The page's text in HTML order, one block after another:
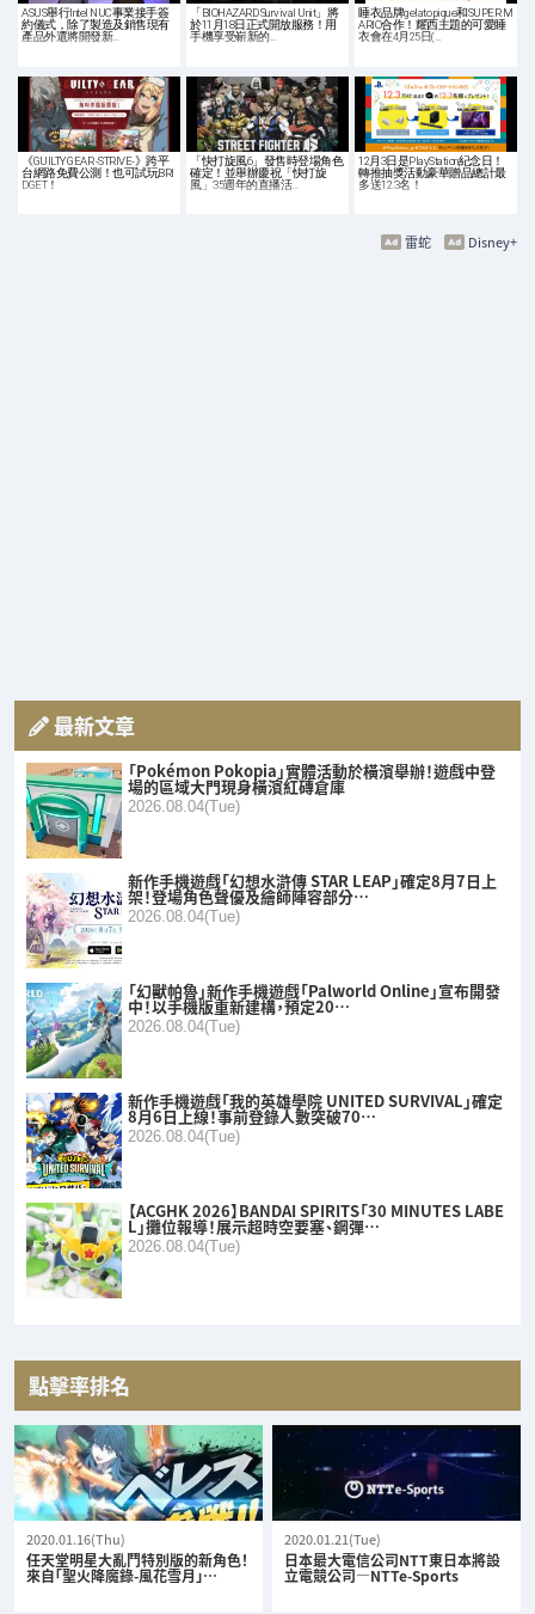
ASUS舉行Intel NUC事業接手簽
約儀式，除了製造及銷售現有
產品外還將開發新…
「BIOHAZARD Survival Unit」將
於11月18日正式開放服務！用
手機享受嶄新的…
睡衣品牌gelato pique和SUPER M
ARIO合作！耀西主題的可愛睡
衣會在4月25日(…
《GUILTY GEAR -STRIVE-》跨平
台網路免費公測！也可試玩BRI
DGET！
「快打旋風6」發售時登場角色
確定！並舉辦慶祝「快打旋
風」35週年的直播活…
12月3日是PlayStation紀念日！
轉推抽獎活動豪華贈品總計最
多送12.3名！
Disney+
雷蛇
最新文章
「Pokémon Pokopia」實體活動於橫濱舉辦！遊戲中登
場的區域大門現身橫濱紅磚倉庫
2026.08.04(Tue)
新作手機遊戲「幻想水滸傳 STAR LEAP」確定8月7日上
架！登場角色聲優及繪師陣容部分…
2026.08.04(Tue)
「幻獸帕魯」新作手機遊戲「Palworld Online」宣布開發
中！以手機版重新建構，預定20…
2026.08.04(Tue)
新作手機遊戲「我的英雄學院 UNITED SURVIVAL」確定
8月6日上線！事前登錄人數突破70…
2026.08.04(Tue)
【ACGHK 2026】BANDAI SPIRITS「30 MINUTES LABE
L」攤位報導！展示超時空要塞、鋼彈…
2026.08.04(Tue)
點擊率排名
2020.01.16(Thu)
任天堂明星大亂鬥特別版的新角色！
來自「聖火降魔錄-風花雪月」…
2020.01.21(Tue)
日本最大電信公司NTT東日本將設
立電競公司—NTTe-Sports